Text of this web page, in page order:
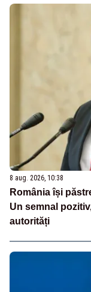
8 aug. 2026, 10:38
România își
Un semnal
autorități